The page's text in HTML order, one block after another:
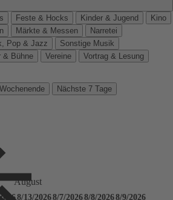
Feste & Hocks Kinder & Jugend
Kino
Märkte & Messen
Narretei
Pop & Jazz
Sonstige Musik
& Bühne Vereine
Vortrag & Lesung
Nächste 7 Tage